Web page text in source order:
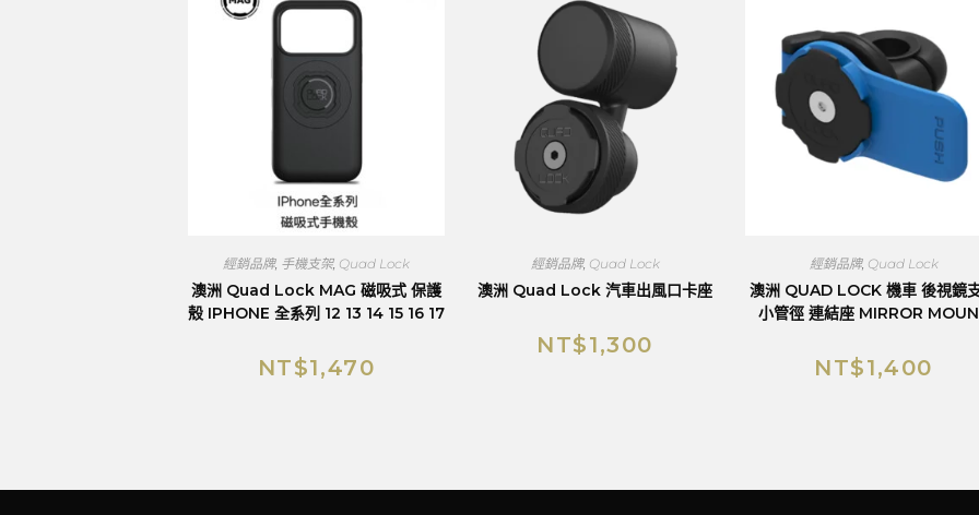
經銷品牌, 手機支架, Quad Lock
澳洲 Quad Lock MAG 磁吸式 保護
殼 IPHONE 全系列 12 13 14 15 16 17
NT$1,470
經銷品牌, Quad Lock
澳洲 Quad Lock 汽車出風口卡座
NT$1,300
經銷品牌, Quad Lock
澳洲 QUAD LOCK 機車 後視鏡
小管徑 連結座 MIRROR
NT$1,400